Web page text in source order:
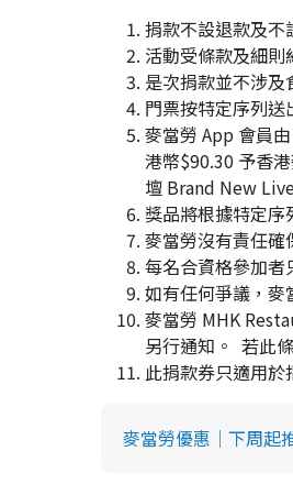
捐款不設退款及不
活動受條款及細則
是次捐款並不涉
門票按特定序列送
麥當勞 App 會員
港幣$90.30 予香
壇 Brand New
獎品將根據特定序
麥當勞沒有責任確
每名合資格參加者
如有任何爭議，麥
麥當勞 MHK
另行通知。 若此
此捐款券只適用
麥當勞優惠｜下周起